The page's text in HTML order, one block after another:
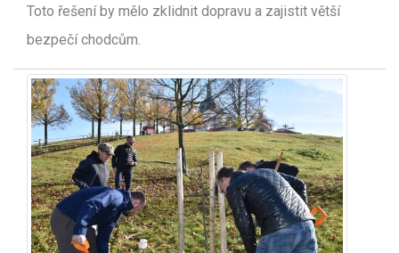
Toto řešení by mělo zklidnit dopravu a zajistit větší
bezpečí chodcům.